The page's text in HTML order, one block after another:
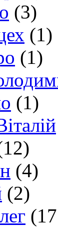
(3)
(1)
(1)
(1)
(4)
(2)